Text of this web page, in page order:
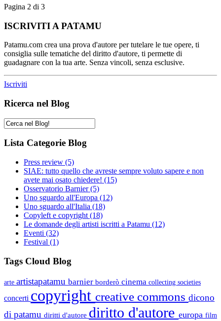
Pagina 2 di 3
ISCRIVITI A PATAMU
Patamu.com crea una prova d'autore per tutelare le tue opere, ti
consiglia sulle tematiche del diritto d'autore, ti permette di
guadagnare con la tua arte. Senza vincoli, senza esclusive.
Iscriviti
Ricerca nel Blog
Lista Categorie Blog
Press review (5)
SIAE: tutto quello che avreste sempre voluto sapere e non
avete mai osato chiedere! (15)
Osservatorio Barnier(5)
Uno sguardo all'Europa (12)
Uno sguardo all'Italia (18)
Copyleft e copyright (18)
Le domande degli artisti iscritti a Patamu (12)
Eventi (32)
Festival (1)
Tags Cloud Blog
arte artistapatamu barnier borderò cinema collecting societies
concerti copyright creative commons dicono
di patamu diritti d'autore diritto d'autore europa film